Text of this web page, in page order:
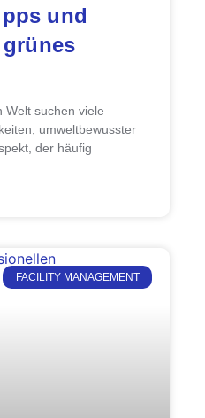
und
Welt suchen viele
umweltbewusster
der häufig
FACILITY MANAGEMENT